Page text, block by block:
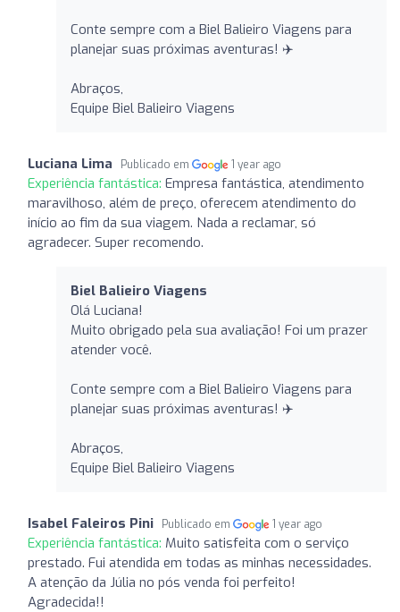
Conte sempre com a Biel Balieiro Viagens para
planejar suas próximas aventuras! ✈️
Abraços,
Equipe Biel Balieiro Viagens
Luciana Lima Publicado em 1 year ago
Experiência fantástica: Empresa fantástica, atendimento
maravilhoso, além de preço, oferecem atendimento do
início ao fim da sua viagem. Nada a reclamar, só
agradecer. Super recomendo.
Biel Balieiro Viagens
Olá Luciana!
Muito obrigado pela sua avaliação! Foi um prazer
atender você.
Conte sempre com a Biel Balieiro Viagens para
planejar suas próximas aventuras! ✈️
Abraços,
Equipe Biel Balieiro Viagens
Isabel Faleiros Pini Publicado em 1 year ago
Experiência fantástica: Muito satisfeita com o serviço
prestado. Fui atendida em todas as minhas necessidades.
A atenção da Júlia no pós venda foi perfeito!
Agradecida!!